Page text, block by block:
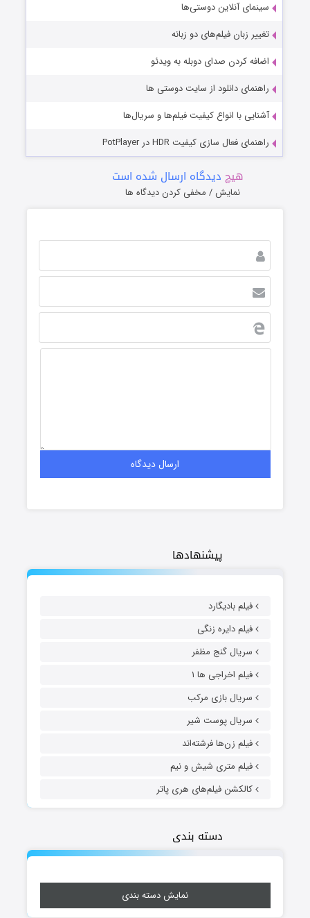
پیشنهادها
فیلم بادیگارد
فیلم دایره زنگی
سریال گنج مظفر
فیلم اخراجی ها ۱
سریال بازی مرکب
سریال پوست شیر
فیلم زن‌ها فرشته‌اند
فیلم متری شیش و نیم
کالکشن فیلم‌های هری پاتر
دسته بندی
نمایش دسته بندی
سینمای آنلاین دوستی‌ها
تغییر زبان فیلم‌های دو زبانه
اضافه کردن صدای دوبله به ویدئو
راهنمای دانلود از سایت دوستی ها
آشنایی با انواع کیفیت فیلم‌ها و سریال‌ها
راهنمای فعال سازی کیفیت HDR در PotPlayer
هیچ دیدگاه ارسال شده است
نمایش / مخفی کردن دیدگاه ها